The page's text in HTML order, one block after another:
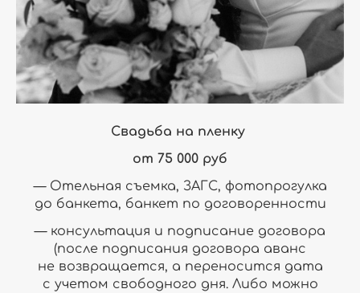
Свадьба на пленку
от 75 000 руб
— Отельная съемка, ЗАГС, фотопрогулка
до банкета, банкет по договоренности
— консультация и подписание договора
(после подписания договора аванс
не возвращается, а переносится дата
с учетом свободного дня. Либо можно